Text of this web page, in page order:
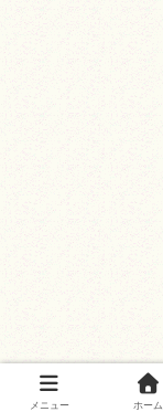
メニュー ホーム